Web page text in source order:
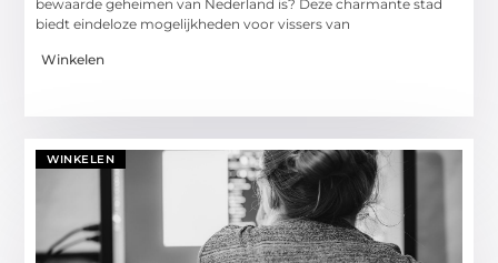
bewaarde geheimen van Nederland is? Deze charmante stad
biedt eindeloze mogelijkheden voor vissers van
Winkelen
WINKELEN